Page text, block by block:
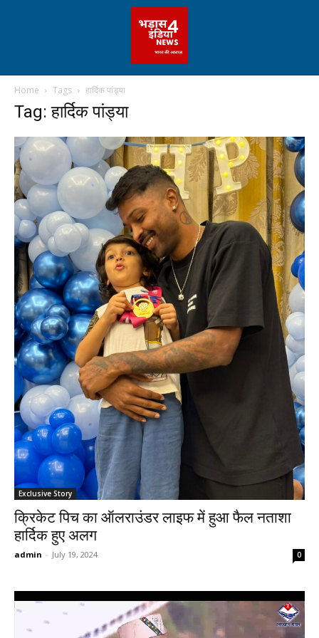
Home Tags हार्दिक पांड्या
Tag: हार्दिक पांड्या
Exclusive Story
क्रिकेट पिच का ऑलराउंडर लाइफ में हुआ फैल नताशा
हार्दिक हुए अलग
admin - July 19, 2024 0
Video
Player